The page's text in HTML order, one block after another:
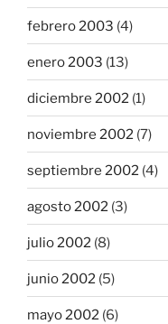
febrero 2003 (4)
enero 2003 (13)
diciembre 2002 (1)
noviembre 2002 (7)
septiembre 2002 (4)
agosto 2002 (3)
julio 2002 (8)
junio 2002 (5)
mayo 2002 (6)